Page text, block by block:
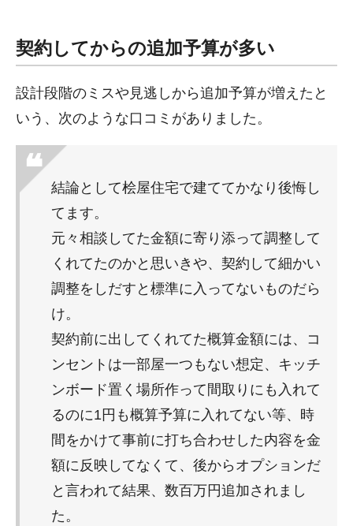
契約してからの追加予算が多い
設計段階のミスや見逃しから追加予算が増えたと
いう、次のような口コミがありました。
結論として桧屋住宅で建ててかなり後悔し
てます。
元々相談してた金額に寄り添って調整して
くれてたのかと思いきや、契約して細かい
調整をしだすと標準に入ってないものだら
け。
契約前に出してくれてた概算金額には、コ
ンセントは一部屋一つもない想定、キッチ
ンボード置く場所作って間取りにも入れて
るのに1円も概算予算に入れてない等、時
間をかけて事前に打ち合わせした内容を金
額に反映してなくて、後からオプションだ
と言われて結果、数百万円追加されまし
た。